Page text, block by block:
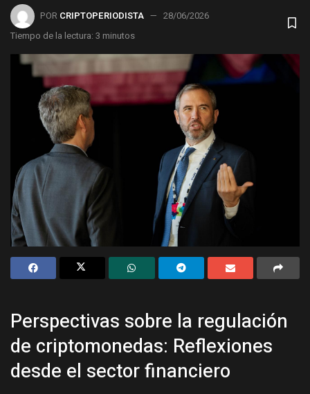
POR CRIPTOPERIODISTA
28/06/2026
Tiempo de la lectura: 3 minutos
Perspectivas sobre la regulación
de criptomonedas: Reflexiones
desde el sector financiero